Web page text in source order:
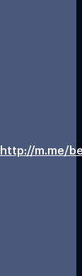
http://m.me/